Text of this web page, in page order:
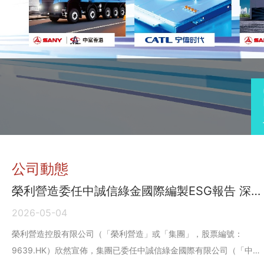
公司動態
榮利營造委任中誠信綠金國際編製ESG報告 深
化企業管治 力爭成為香港綠色建築先驅
2026-05-04
榮利營造控股有限公司（「榮利營造」或「集團」，股票編號：
9639.HK）欣然宣佈，集團已委任中誠信綠金國際有限公司（「中誠